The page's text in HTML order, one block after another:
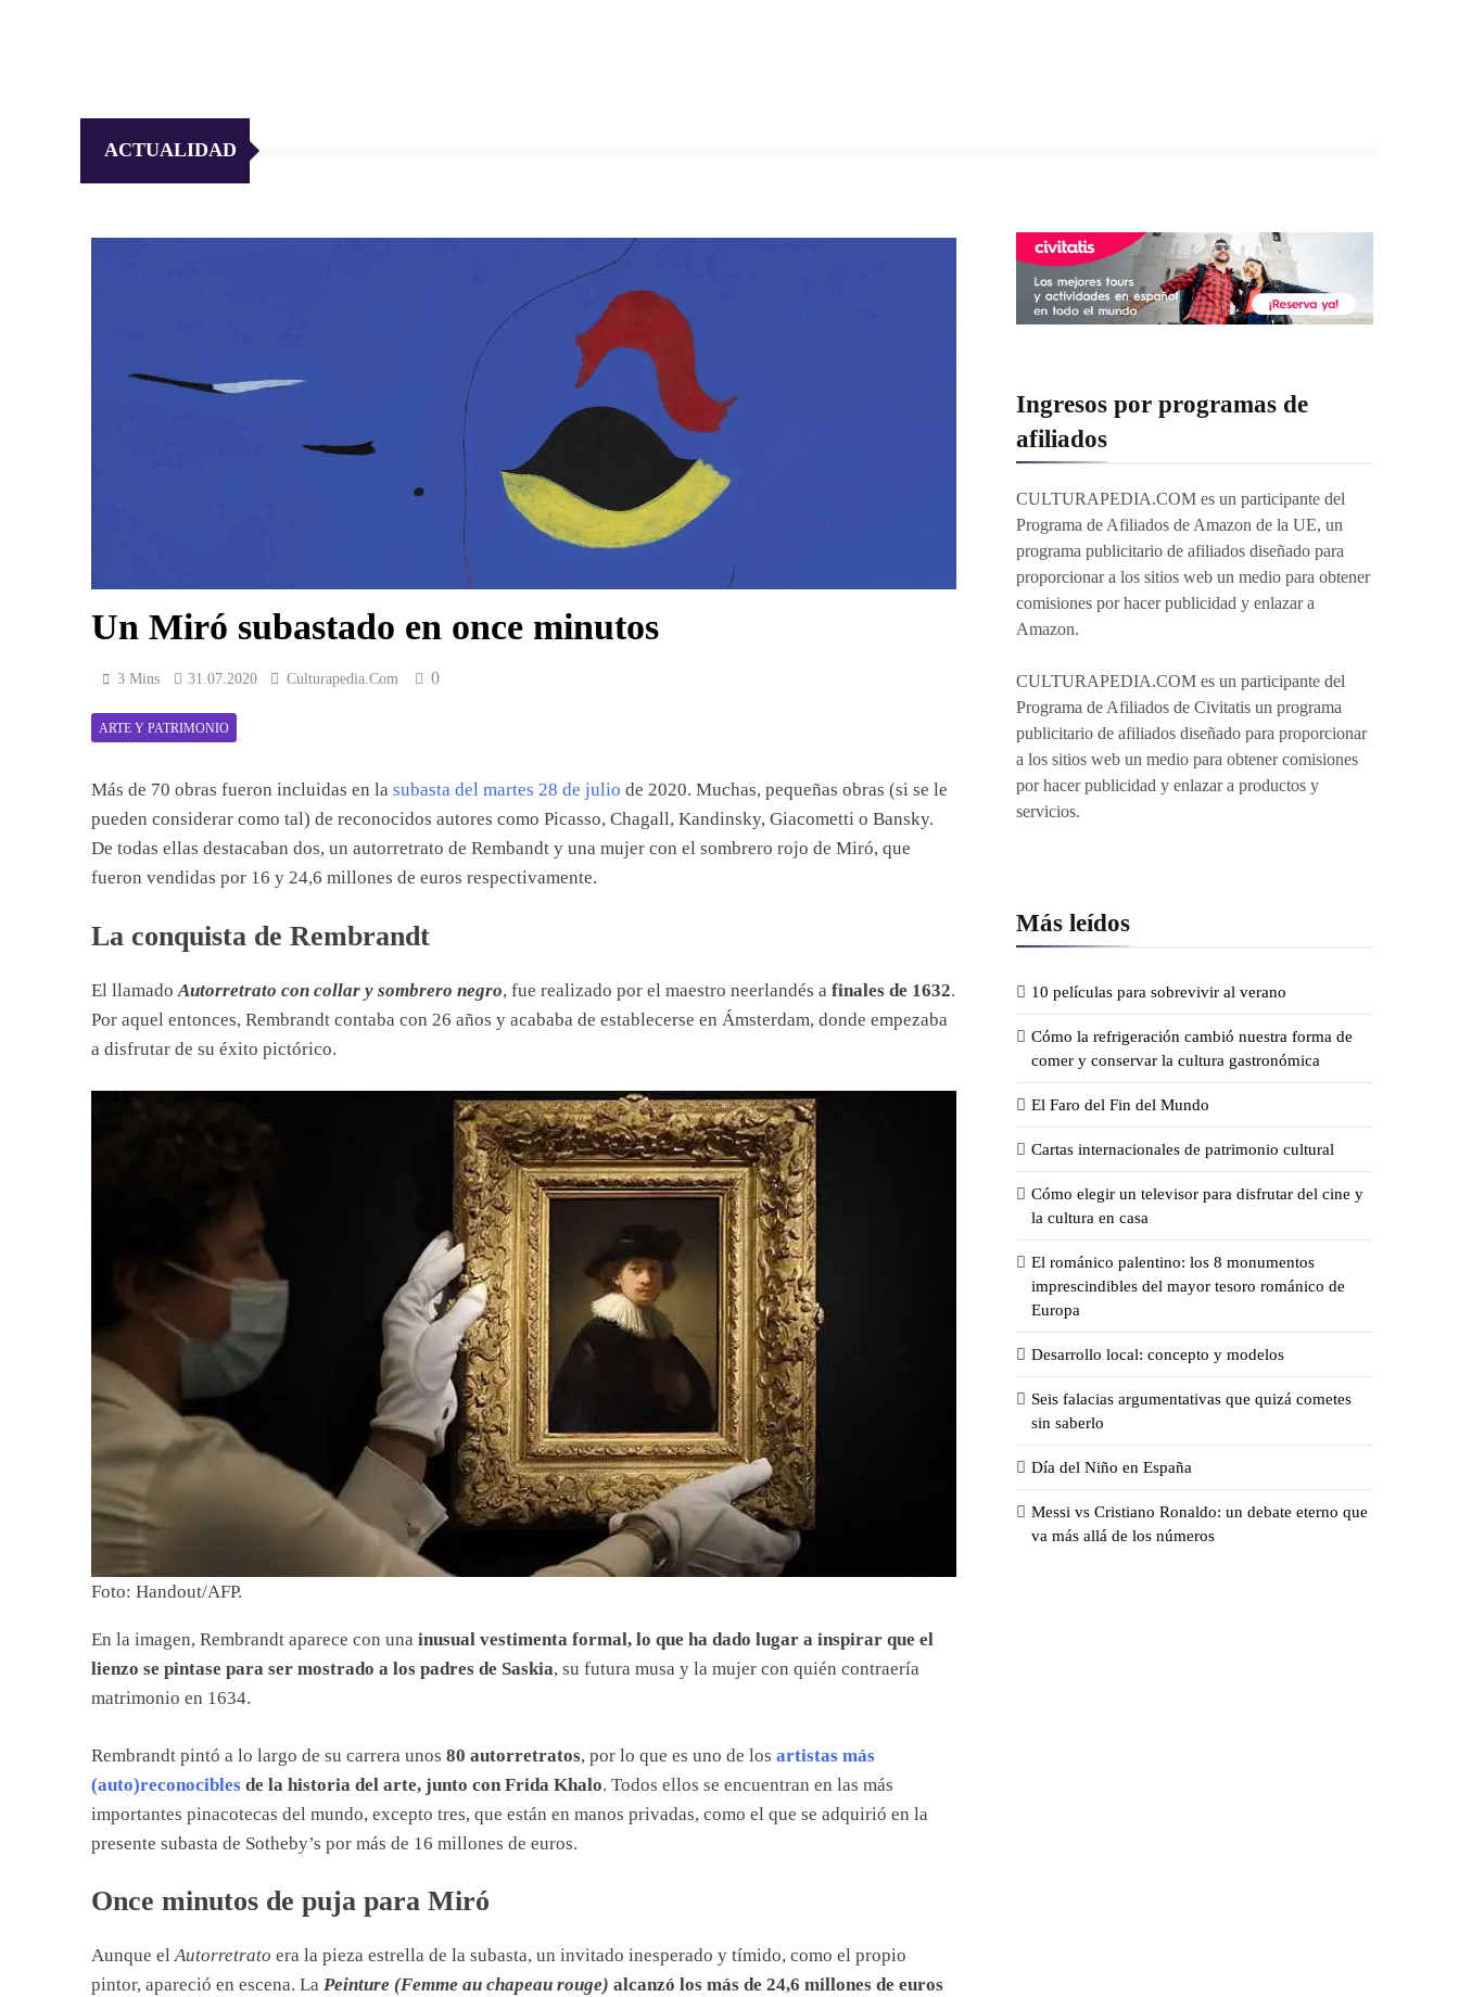
ACTUALIDAD
Un Miró subastado en once minutos
3 Mins 31.07.2020 Culturapedia.com 0
ARTE Y PATRIMONIO
Más de 70 obras fueron incluidas en la subasta del martes 28 de julio de 2020. Muchas, pequeñas obras (si se le
pueden considerar como tal) de reconocidos autores como Picasso, Chagall, Kandinsky, Giacometti o Bansky.
De todas ellas destacaban dos, un autorretrato de Rembandt y una mujer con el sombrero rojo de Miró, que
fueron vendidas por 16 y 24,6 millones de euros respectivamente.
La conquista de Rembrandt
El llamado Autorretrato con collar y sombrero negro, fue realizado por el maestro neerlandés a finales de 1632.
Por aquel entonces, Rembrandt contaba con 26 años y acababa de establecerse en Ámsterdam, donde empezaba
a disfrutar de su éxito pictórico.
Foto: Handout/AFP.
En la imagen, Rembrandt aparece con una inusual vestimenta formal, lo que ha dado lugar a inspirar que el
lienzo se pintase para ser mostrado a los padres de Saskia, su futura musa y la mujer con quién contraería
matrimonio en 1634.
Rembrandt pintó a lo largo de su carrera unos 80 autorretratos, por lo que es uno de los artistas más
(auto)reconocibles de la historia del arte, junto con Frida Khalo. Todos ellos se encuentran en las más
importantes pinacotecas del mundo, excepto tres, que están en manos privadas, como el que se adquirió en la
presente subasta de Sotheby’s por más de 16 millones de euros.
Once minutos de puja para Miró
Aunque elAutorretrato era la pieza estrella de la subasta, un invitado inesperado y tímido, como el propio
pintor, apareció en escena. La Peinture (Femme au chapeau rouge) alcanzó los más de 24,6 millones de euros
Ingresos por programas de
afiliados
CULTURAPEDIA.COM es un participante del
Programa de Afiliados de Amazon de la UE, un
programa publicitario de afiliados diseñado para
proporcionar a los sitios web un medio para obtener
comisiones por hacer publicidad y enlazar a
Amazon.
CULTURAPEDIA.COM es un participante del
Programa de Afiliados de Civitatis un programa
publicitario de afiliados diseñado para proporcionar
a los sitios web un medio para obtener comisiones
por hacer publicidad y enlazar a productos y
servicios.
Más leídos
10 películas para sobrevivir al verano
Cómo la refrigeración cambió nuestra forma de
comer y conservar la cultura gastronómica
El Faro del Fin del Mundo
Cartas internacionales de patrimonio cultural
Cómo elegir un televisor para disfrutar del cine y
la cultura en casa
El románico palentino: los 8 monumentos
imprescindibles del mayor tesoro románico de
Europa
Desarrollo local: concepto y modelos
Seis falacias argumentativas que quizá cometes
sin saberlo
Día del Niño en España
Messi vs Cristiano Ronaldo: un debate eterno que
va más allá de los números